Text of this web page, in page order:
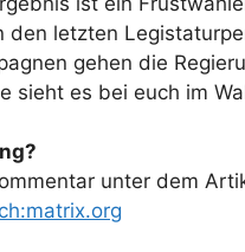
den letzten
gehen die
sieht es bei euch im
unter dem